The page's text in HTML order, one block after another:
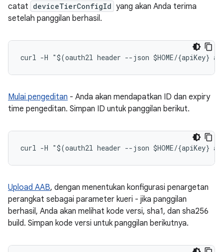
catat deviceTierConfigId yang akan Anda terima
setelah panggilan berhasil.
Mulai pengeditan - Anda akan mendapatkan ID dan expiry
time pengeditan. Simpan ID untuk panggilan berikut.
Upload AAB, dengan menentukan konfigurasi penargetan
perangkat sebagai parameter kueri - jika panggilan
berhasil, Anda akan melihat kode versi, sha1, dan sha256
build. Simpan kode versi untuk panggilan berikutnya.